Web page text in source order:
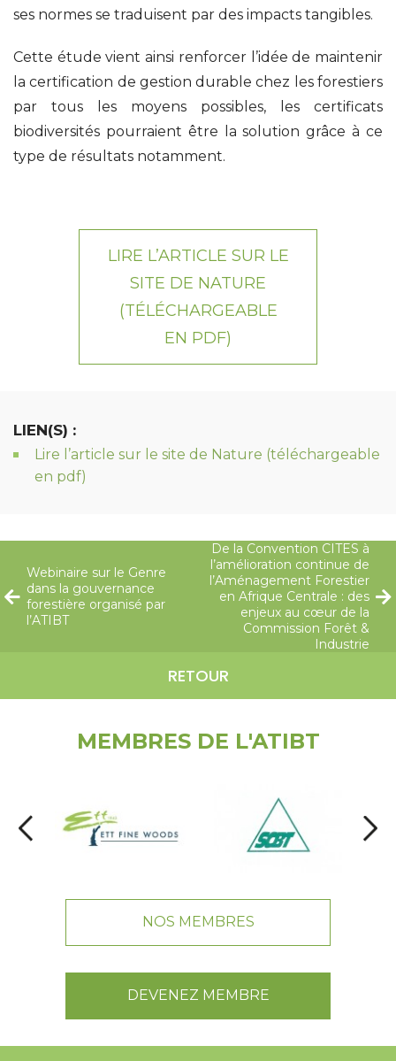
ses normes se traduisent par des impacts tangibles.
Cette étude vient ainsi renforcer l’idée de maintenir
la certification de gestion durable chez les forestiers
par tous les moyens possibles, les certificats
biodiversités pourraient être la solution grâce à ce
type de résultats notamment.
LIRE L’ARTICLE SUR LE
SITE DE NATURE
(TÉLÉCHARGEABLE
EN PDF)
LIEN(S) :
Lire l’article sur le site de Nature (téléchargeable
en pdf)
Webinaire sur le Genre
dans la gouvernance
forestière organisé par
l’ATIBT
RETOUR
De la Convention CITES à
l’amélioration continue de
l’Aménagement Forestier
en Afrique Centrale : des
enjeux au cœur de la
Commission Forêt &
Industrie
MEMBRES DE L'ATIBT
NOS MEMBRES
DEVENEZ MEMBRE